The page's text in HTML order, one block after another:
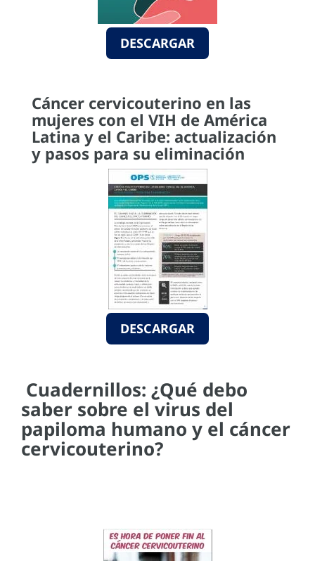
DESCARGAR
Cáncer cervicouterino en las
mujeres con el VIH de América
Latina y el Caribe: actualización
y pasos para su eliminación
DESCARGAR
Cuadernillos: ¿Qué debo
saber sobre el virus del
papiloma humano y el cáncer
cervicouterino?